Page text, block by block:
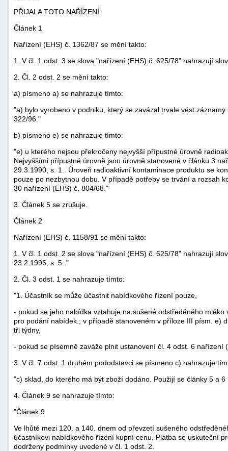
PŘIJALA TOTO NAŘÍZENÍ:
Článek 1
Nařízení (EHS) č. 1362/87 se mění takto:
1. V čl. 1 odst. 3 se slova "nařízení (EHS) č. 625/78" nahrazují
2. Čl. 2 odst. 2 se mění takto:
a) písmeno a) se nahrazuje tímto:
"a) bylo vyrobeno v podniku, který se zavázal trvale vést
322/96."
b) písmeno e) se nahrazuje tímto:
"e) u kterého nejsou překročeny nejvyšší přípustné úrovně
Nejvyššími přípustné úrovně jsou úrovně stanovené v článku 3
29.3.1990, s. 1.. Úroveň radioaktivní kontaminace produktu se
pouze po nezbytnou dobu. V případě potřeby se trvání a rozsah
30 nařízení (EHS) č. 804/68."
3. Článek 5 se zrušuje.
Článek 2
Nařízení (EHS) č. 1158/91 se mění takto:
1. V čl. 1 odst. 2 se slova "nařízení (EHS) č. 625/78" nahrazují
23.2.1996, s. 5.."
2. Čl. 3 odst. 1 se nahrazuje tímto:
"1. Účastník se může účastnit nabídkového řízení pouze,
- pokud se jeho nabídka vztahuje na sušené odstředěného
pro podání nabídek.; v případě stanoveném v příloze III písm. e)
tři týdny,
- pokud se písemně zaváže plnit ustanovení čl. 4 odst. 6 nařízení
3. V čl. 7 odst. 1 druhém pododstavci se písmeno c) nahrazuje
"c) sklad, do kterého má být zboží dodáno. Použijí se články 5 a
4. Článek 9 se nahrazuje tímto:
"Článek 9
Ve lhůtě mezi 120. a 140. dnem od převzetí sušeného
účastníkovi nabídkového řízení kupní cenu. Platba se uskuteční
dodrženy podmínky uvedené v čl. 1 odst. 2.
škod"